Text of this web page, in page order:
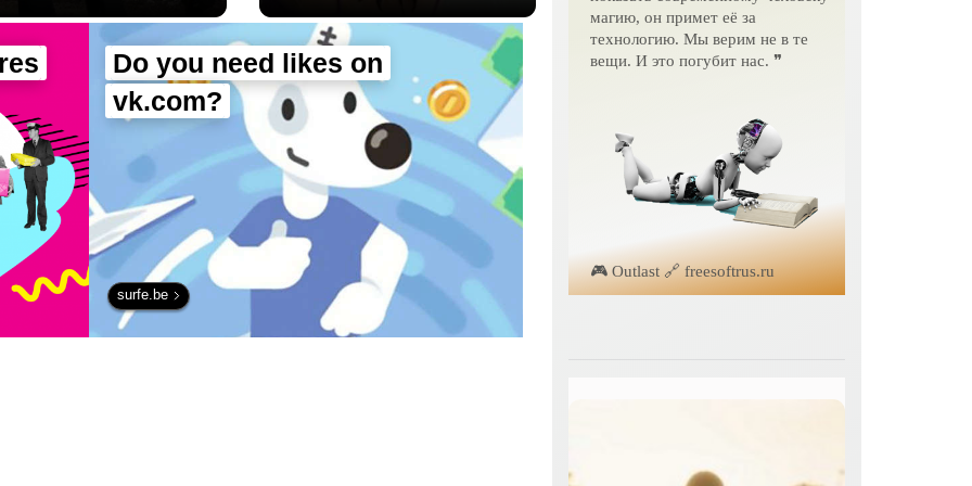
Do you need likes on
vk.com?
surfe.be
магию, он примет её за
технологию. Мы верим не в те
вещи. И это погубит нас. ❞
🎮 Outlast 🔗 freesoftrus.ru